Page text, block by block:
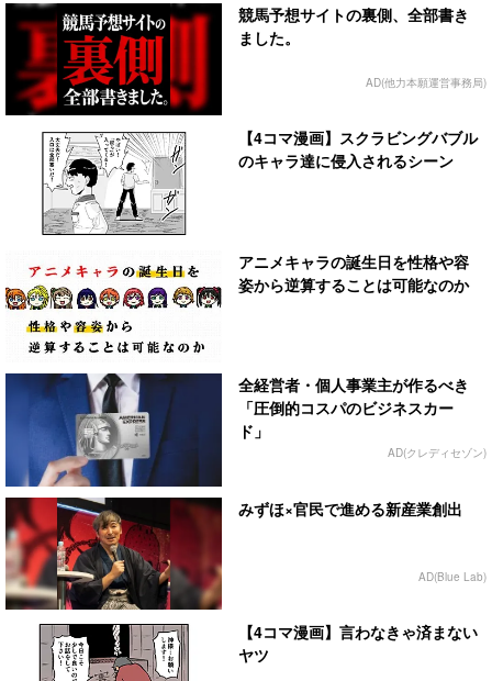
競馬予想サイトの裏側、全部書き
ました。
AD(他力本願運営事務局)
【4コマ漫画】スクラビングバブル
のキャラ達に侵入されるシーン
アニメキャラの誕生日を性格や容
姿から逆算することは可能なのか
全経営者・個人事業主が作るべき
「圧倒的コスパのビジネスカー
ド」
AD(クレディセゾン)
みずほ×官民で進める新産業創出
AD(Blue Lab)
【4コマ漫画】言わなきゃ済まない
ヤツ